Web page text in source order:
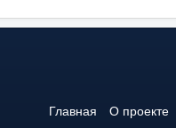
Главная О проекте